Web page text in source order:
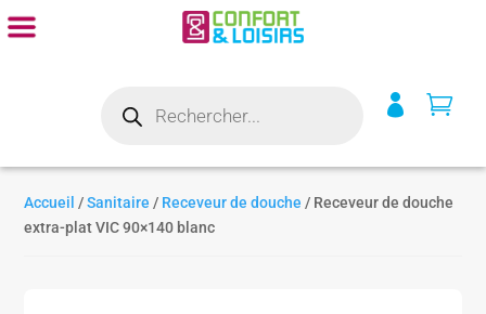
produits
 
Accueil /Sanitaire / Receveur de douche / Receveur de douche
extra-plat VIC 90×140 blanc